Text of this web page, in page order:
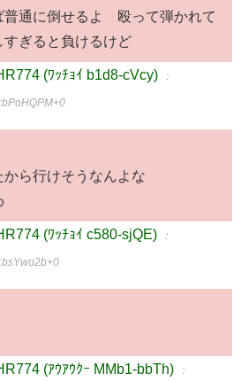
普通に倒せるよ 殴って弾かれて
すぎると負けるけど
(ﾜｯﾁｮｲ b1d8-cVcy) ：
ら行けそうなんよな
(ﾜｯﾁｮｲ c580-sjQE) ：
(ｱｳｱｳｸｰ MMb1-bbTh) ：